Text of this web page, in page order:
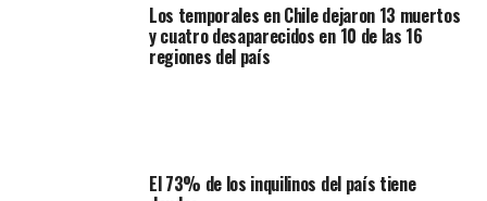
Los temporales en Chile dejaron 13 muertos
y cuatro desaparecidos en 10 de las 16
regiones del país
El 73% de los inquilinos del país tiene